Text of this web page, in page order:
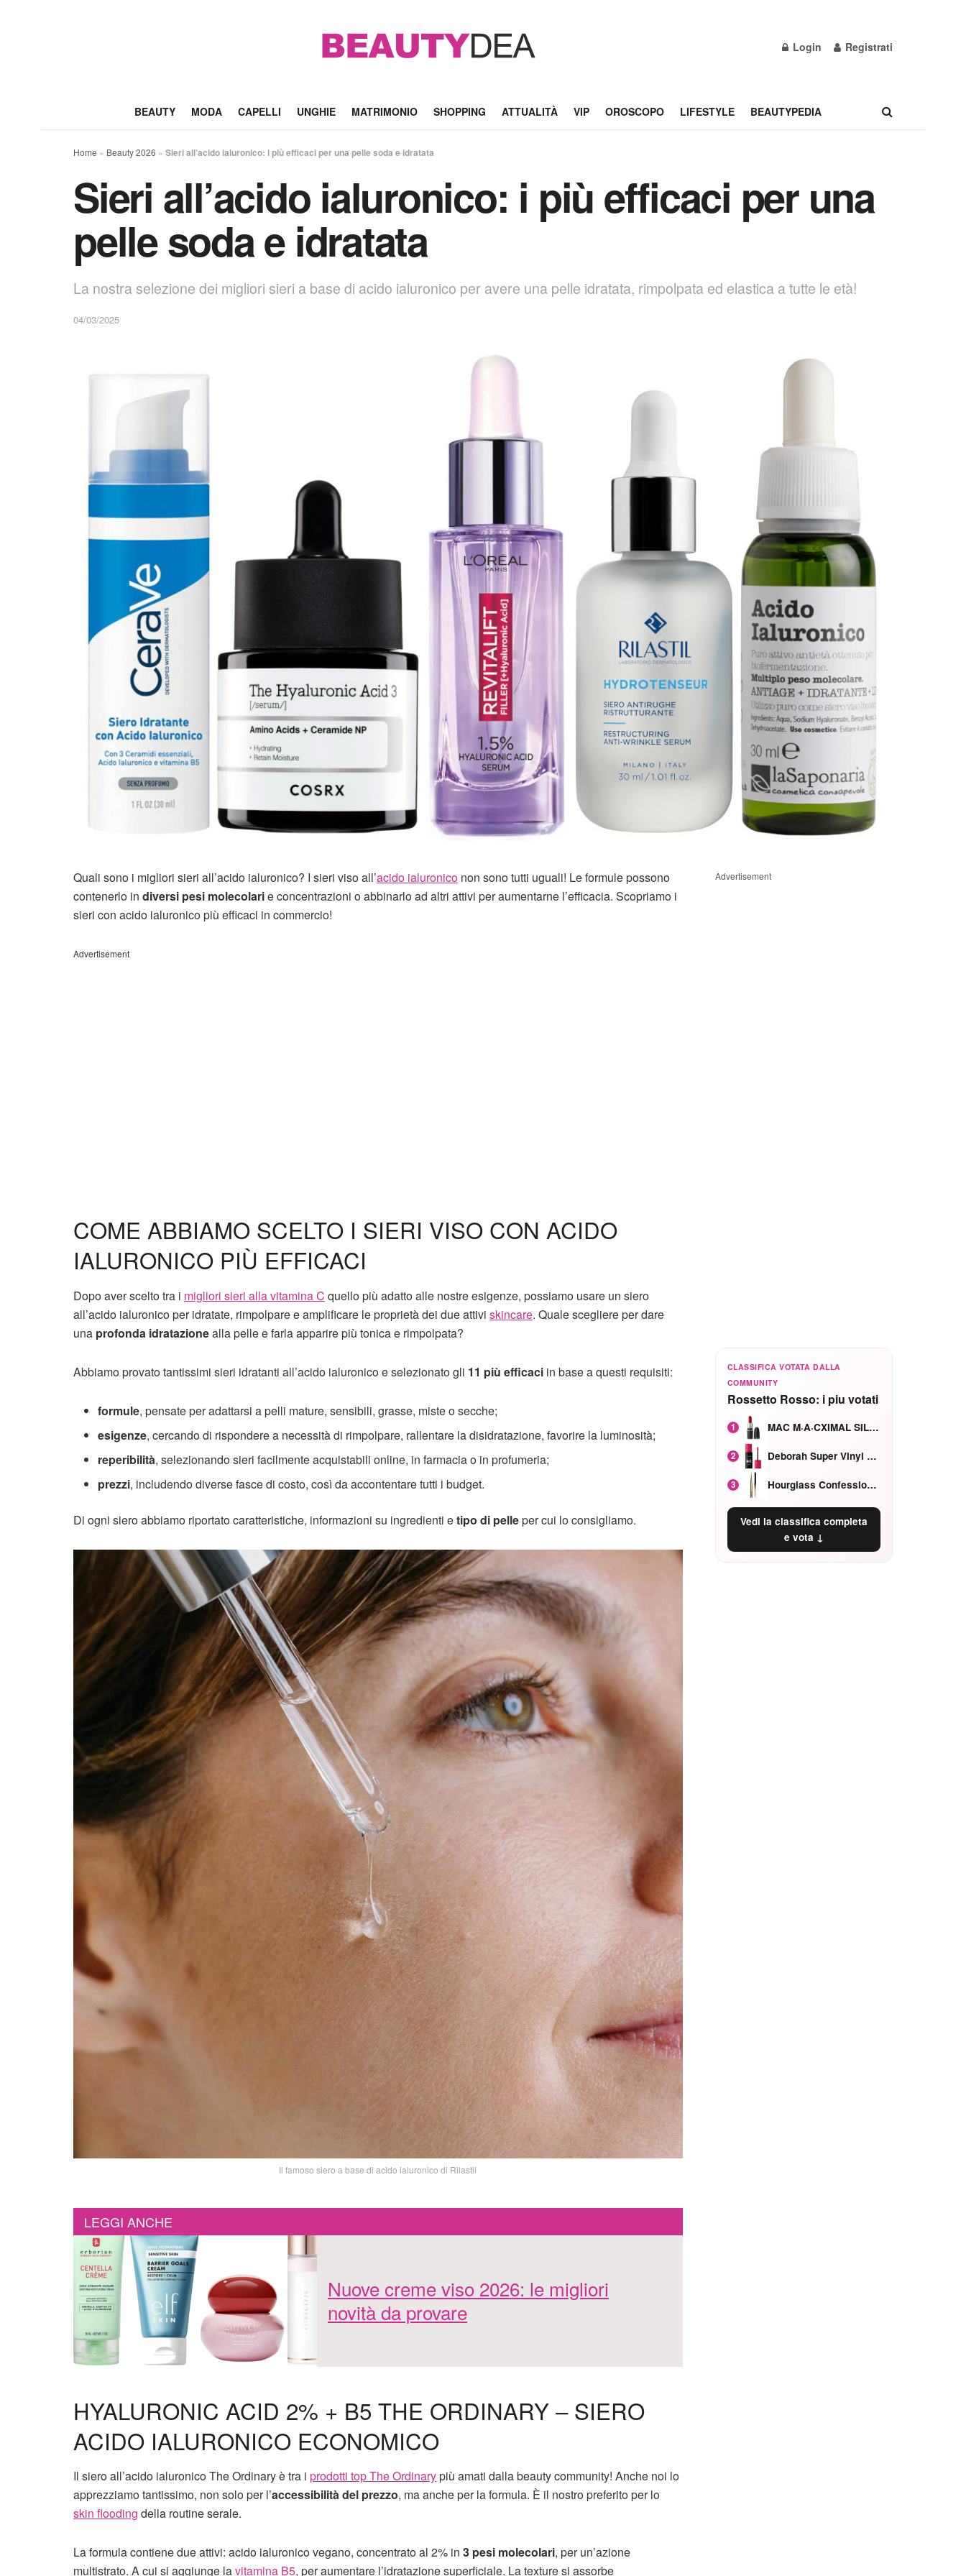
Login Registrati
BEAUTY MODA CAPELLI UNGHIE MATRIMONIO SHOPPING ATTUALITÀ VIP OROSCOPO LIFESTYLE BEAUTYPEDIA
Home » Beauty 2026 » Sieri all’acido ialuronico: i più efficaci per una pelle soda e idratata
Sieri all’acido ialuronico: i più efficaci per una
pelle soda e idratata
La nostra selezione dei migliori sieri a base di acido ialuronico per avere una pelle idratata, rimpolpata ed elastica a tutte le età!
04/03/2025
Quali sono i migliori sieri all’acido ialuronico? I sieri viso all’acido ialuronico non sono tutti uguali! Le formule possono
contenerlo in diversi pesi molecolarie concentrazioni o abbinarlo ad altri attivi per aumentarne l’efficacia. Scopriamo i
sieri con acido ialuronico più efficaci in commercio!
Advertisement
COME ABBIAMO SCELTO I SIERI VISO CON ACIDO
IALURONICO PIÙ EFFICACI
Dopo aver scelto tra i migliori sieri alla vitamina C quello più adatto alle nostre esigenze, possiamo usare un siero
all’acido ialuronico per idratate, rimpolpare e amplificare le proprietà dei due attivi skincare. Quale scegliere perdare
una profonda idratazionealla pelle e farla apparire più tonica e rimpolpata?
Abbiamo provato tantissimi sieri idratanti all’acido ialuronico e selezionato gli 11 più efficaci in base a questi requisiti:
formule, pensate per adattarsi a pelli mature, sensibili, grasse, miste o secche;
esigenze, cercando di rispondere a necessità di rimpolpare, rallentare la disidratazione, favorire la luminosità;
reperibilità, selezionando sieri facilmente acquistabili online, in farmacia o in profumeria;
prezzi, includendo diverse fasce di costo, così da accontentare tutti i budget.
Di ogni siero abbiamo riportato caratteristiche, informazioni su ingredienti etipo di pelleper cui lo consigliamo.
Il famoso siero a base di acido ialuronico di Rilastil
LEGGI ANCHE
Nuove creme viso 2026: le migliori
novità da provare
HYALURONIC ACID 2% + B5 THE ORDINARY – SIERO
ACIDO IALURONICO ECONOMICO
Il siero all’acido ialuronico The Ordinary è tra i prodotti top The Ordinarypiù amati dalla beauty community! Anche noi lo
apprezziamo tantissimo, non solo per l’accessibilità del prezzo, ma anche per la formula. È il nostro preferito per lo
skin flooding della routine serale.
La formula contiene due attivi: acido ialuronico vegano, concentrato al 2% in 3 pesi molecolari, per un’azione
multistrato. A cui si aggiunge lavitamina B5, per aumentare l’idratazione superficiale. La texture si assorbe
Advertisement
CLASSIFICA VOTATA DALLA
COMMUNITY
Rossetto Rosso: i piu votati
1 MAC M·A·CXIMAL SILKY MATTE Red Rock mat
2 Deborah Super Vinyl Shake Rosa Ciliegia
3 Hourglass Confession Ricaricabile Ultra Preciso Ad Alta Intensità Secretly Classic Red
Vedi la classifica completa
e vota ↓